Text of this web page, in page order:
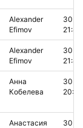
Alexander
Efimov
21:41
Alexander
Efimov
21:40
Анна
Кобелева
20:45
Анастасия